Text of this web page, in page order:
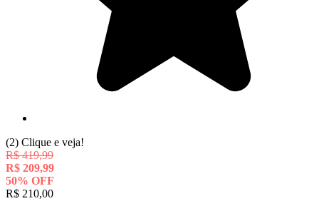
(2) Clique e veja!
R$419,99
R$ 209,99
50% OFF
R$ 210,00